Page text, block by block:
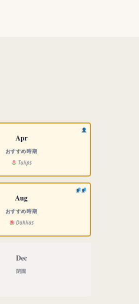
Apr
おすすめ時期
Tulips
Aug
おすすめ時期
Dahlias
Dec
閉園